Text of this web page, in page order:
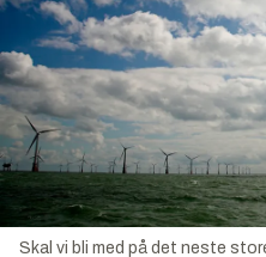
Skal vi bli med på det neste